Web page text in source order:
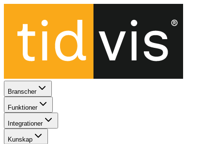
Branscher
Funktioner
Integrationer
Kunskap